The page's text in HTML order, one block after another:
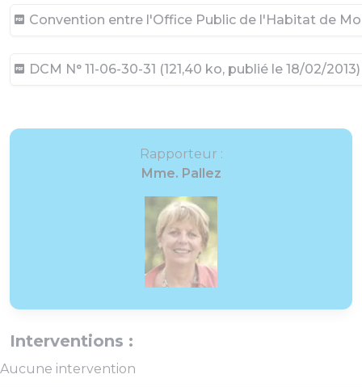
Convention entre l'Office Public de l'Habitat de
DCM N° 11-06-30-31 (121,40 ko, publié le 18/02/2013)
Rapporteur :
Mme. Pallez
Interventions :
Aucune intervention